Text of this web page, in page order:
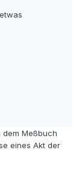
Meßbuch
eines Akt der